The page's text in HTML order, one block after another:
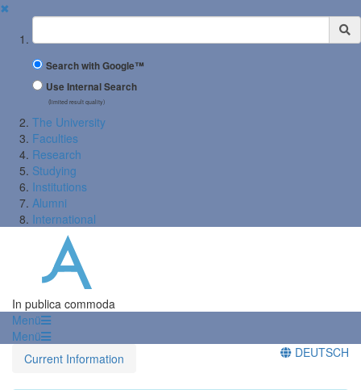
✖
Suchbegriff
Search with Google™
Use Internal Search
(limited result quality)
The University
Faculties
Research
Studying
Institutions
Alumni
International
In publica commoda
Menü
Menü
Current Information
DEUTSCH